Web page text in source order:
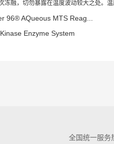
冻融，切勿暴露在温度波动较大之处。
96® AQueous MTS Reag...
Enzyme System
全国统一服务